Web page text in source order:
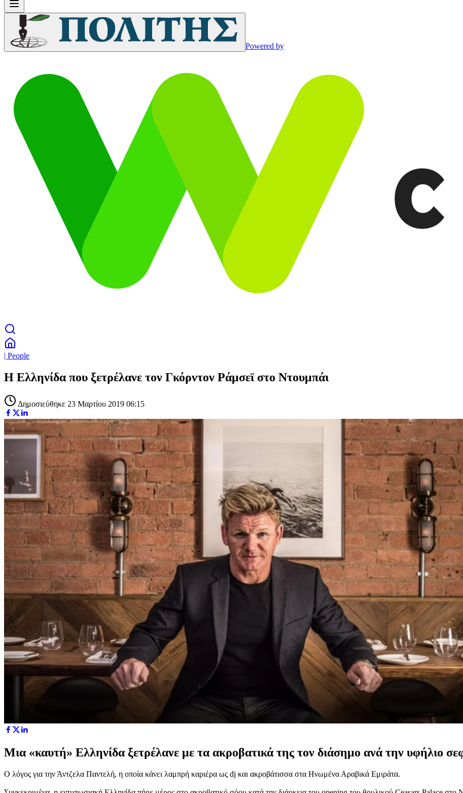
Powered by
| People
Η Ελληνίδα που ξετρέλανε τον Γκόρντον Ράμσεϊ στο Ντουμπάι
Δημοσιεύθηκε 23 Μαρτίου 2019 06:15
Μια «καυτή» Ελληνίδα ξετρέλανε με τα ακροβατικά της τον διάσημο ανά την υφήλιο
Ο λόγος για την Άντζελα Παντελή, η οποία κάνει λαμπρή καριέρα ως dj και ακροβάτισσα στα Ηνωμένα Αραβικά Εμιράτα.